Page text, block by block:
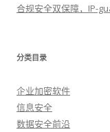
合规安全双保障，IP-
分类目录
企业加密软件
信息安全
数据安全前沿